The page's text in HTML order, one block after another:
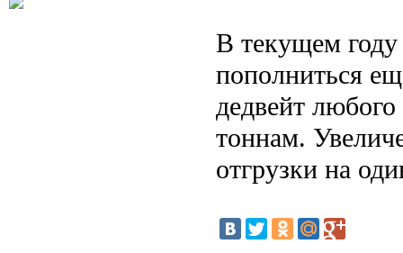
В текущем
пополниться
дедвейт
тоннам.
отгрузки на